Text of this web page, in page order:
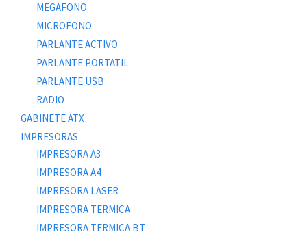
MEGAFONO
MICROFONO
PARLANTE ACTIVO
PARLANTE PORTATIL
PARLANTE USB
RADIO
GABINETE ATX
IMPRESORAS:
IMPRESORA A3
IMPRESORA A4
IMPRESORA LASER
IMPRESORA TERMICA
IMPRESORA TERMICA BT